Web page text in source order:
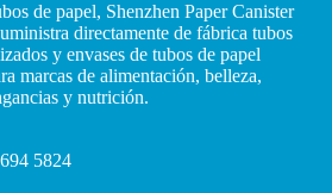
de papel, Shenzhen Paper Canister
directamente de fábrica tubos
y envases de tubos de papel
marcas de alimentación, belleza,
y nutrición.
5824